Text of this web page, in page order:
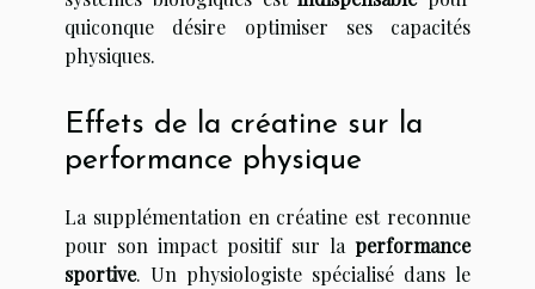
quiconque désire optimiser ses capacités
physiques.
Effets de la créatine sur la
performance physique
La supplémentation en créatine est reconnue
pour son impact positif sur la performance
sportive. Un physiologiste spécialisé dans le